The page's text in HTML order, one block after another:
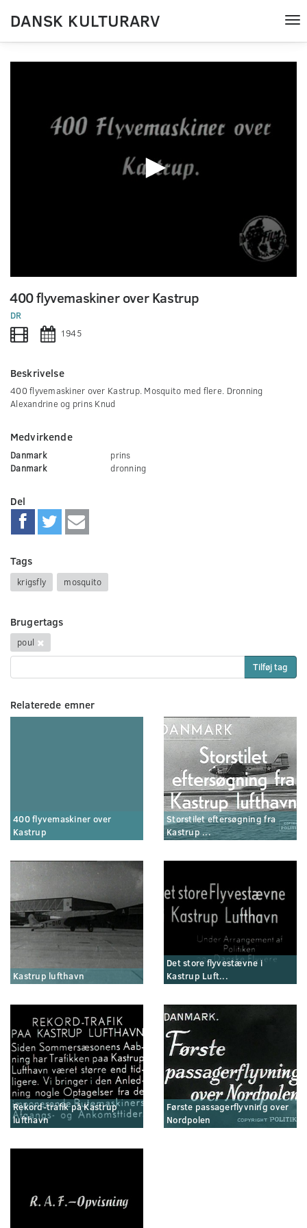
DANSK KULTURARV
seconds
of
0
seconds
400 flyvemaskiner over Kastrup
DR
1945
Beskrivelse
400 flyvemaskiner over Kastrup. Mosquito med flere. Dronning
Alexandrine og prins Knud
Medvirkende
Danmark
prins
Danmark
dronning
Del
Tags
krigsfly mosquito
Brugertags
poul
Tilføj tag
Relaterede emner
400 flyvemaskiner over
Kastrup
Storstilet eftersøgning fra
Kastrup ...
Kastrup lufthavn
Det store flyvestævne i
Kastrup Luft...
Rekord-trafik på Kastrup
lufthavn
Første passagerflyvning over
Nordpolen